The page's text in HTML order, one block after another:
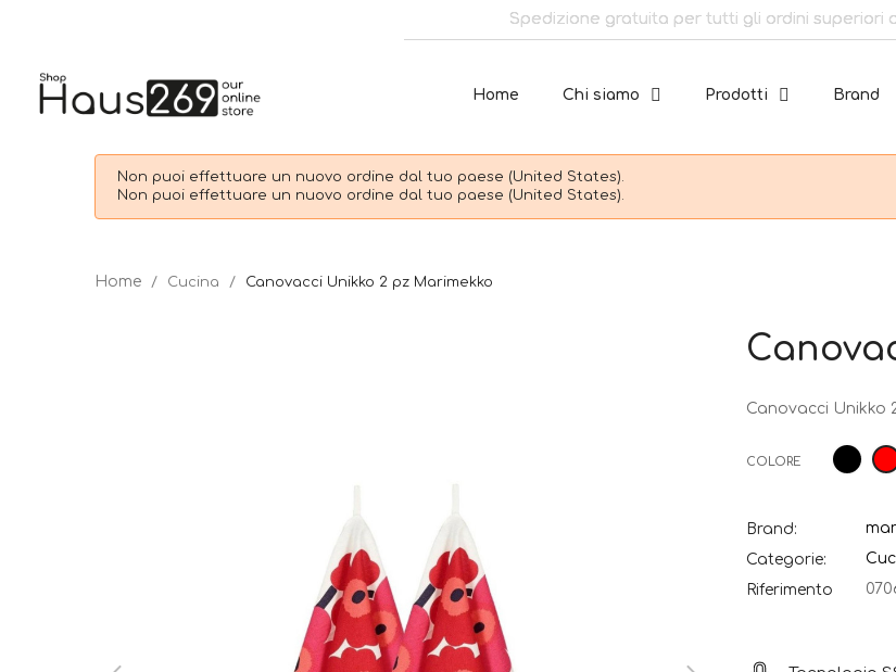
Spedizione gratuita per tutti gli ordini superiori a
Home Chi siamo Prodotti Brand
Non puoi effettuare un nuovo ordine dal tuo paese (United States).
Non puoi effettuare un nuovo ordine dal tuo paese (United States).
Cucina Canovacci Unikko 2 pz Marimekko
Canovacci Unikko
COLORE Nero
Brand:
Categorie:
Riferimento